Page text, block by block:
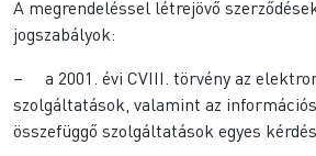
A megrendeléssel létrejövő
jogszabályok:
– a 2001. évi CVIII. törvény az
szolgáltatások, valamint az
összefüggő szolgáltatások egyes